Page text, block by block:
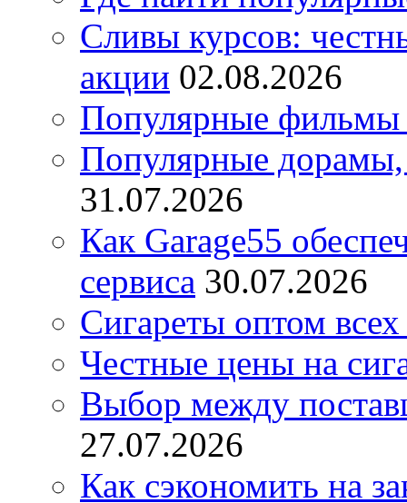
Сливы курсов:
акции 02.08.2026
Популярные фильмы
Популярные дорамы,
31.07.2026
Как Garage55
сервиса 30.07.2026
Сигареты оптом
Честные цены на
Выбор между
27.07.2026
Как сэкономить на